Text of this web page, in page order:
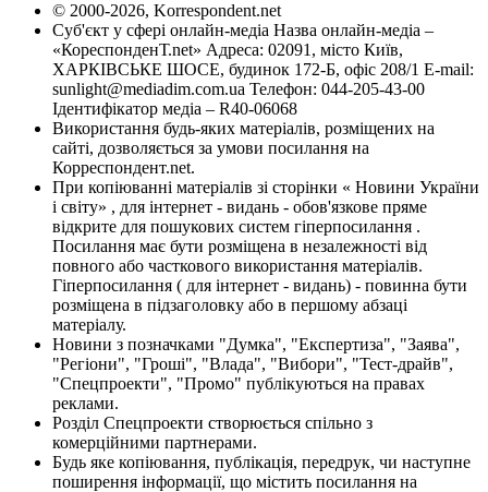
© 2000-2026, Korrespondent.net
Суб'єкт у сфері онлайн-медіа Назва онлайн-медіа –
«КореспонденТ.net» Адреса: 02091, місто Київ,
ХАРКІВСЬКЕ ШОСЕ, будинок 172-Б, офіс 208/1 E-mail:
sunlight@mediadim.com.ua Телефон: 044-205-43-00
Ідентифікатор медіа – R40-06068
Використання будь-яких матеріалів, розміщених на
сайті, дозволяється за умови посилання на
Корреспондент.net.
При копіюванні матеріалів зі сторінки « Новини України
і світу» , для інтернет - видань - обов'язкове пряме
відкрите для пошукових систем гіперпосилання .
Посилання має бути розміщена в незалежності від
повного або часткового використання матеріалів.
Гіперпосилання ( для інтернет - видань) - повинна бути
розміщена в підзаголовку або в першому абзаці
матеріалу.
Новини з позначками "Думка", "Експертиза", "Заява",
"Регіони", "Гроші", "Влада", "Вибори", "Тест-драйв",
"Спецпроекти", "Промо" публікуються на правах
реклами.
Розділ Спецпроекти створюється спільно з
комерційними партнерами.
Будь яке копіювання, публікація, передрук, чи наступне
поширення інформації, що містить посилання на